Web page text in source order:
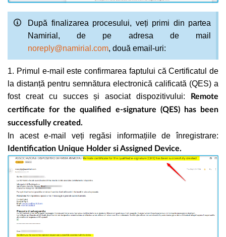
După finalizarea procesului, veți primi din partea
Namirial, de pe adresa de mail
noreply@namirial.com, două email-uri:
1. Primul e-mail este confirmarea faptului că Certificatul de
la distanță pentru semnătura electronică calificată (QES) a
fost creat cu succes și asociat dispozitivului: Remote
certificate for the qualified e-signature (QES) has been
successfully created.
In acest e-mail veți regăsi informațiile de înregistrare:
Identification Unique Holder si Assigned Device.